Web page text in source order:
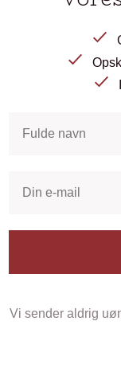
Vi sender aldrig